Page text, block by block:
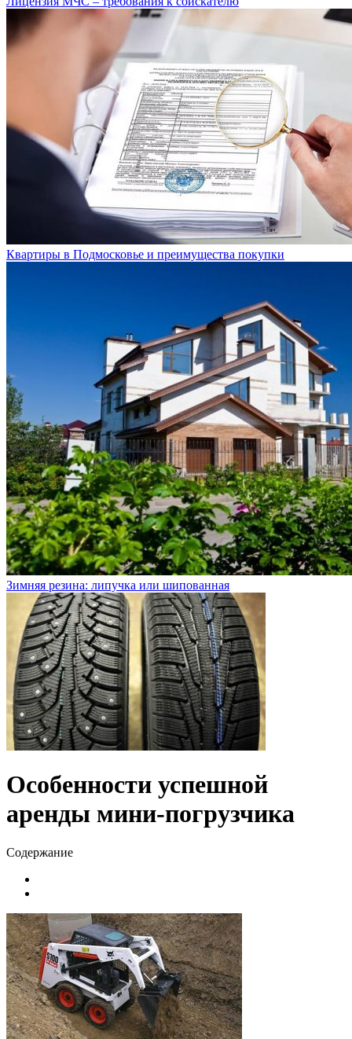
Квартиры в Подмосковье и преимущества покупки
Зимняя резина: липучка или шипованная
Особенности успешной
аренды мини-погрузчика
Содержание